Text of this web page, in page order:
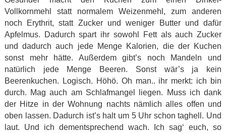
Vollkornmehl statt normalem Weizenmehl, zum anderen
noch Erythrit, statt Zucker und weniger Butter und dafür
Apfelmus. Dadurch spart ihr sowohl Fett als auch Zucker
und dadurch auch jede Menge Kalorien, die der Kuchen
sonst mehr hätte. Außerdem gibt’s noch Mandeln und
natürlich jede Menge Beeren. Sonst wär’s ja kein
Beerenkuchen. Logisch. Höhö. Oh man.. ihr merkt: ich bin
durch. Mag auch am Schlafmangel liegen. Muss ich dank
der Hitze in der Wohnung nachts nämlich alles offen und
oben lassen. Dadurch ist’s halt um 5 Uhr schon taghell. Und
laut. Und ich dementsprechend wach. Ich sag‘ euch, so